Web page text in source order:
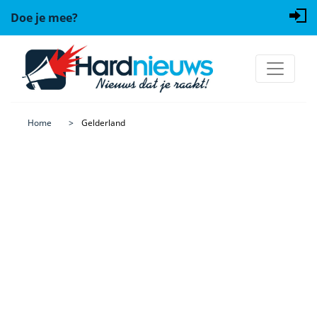
Doe je mee?
Home Gelderland